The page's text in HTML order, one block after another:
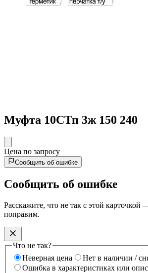
Муфта 10СТп 3ж 150 240
Цена по запросу
Сообщить об ошибке
Сообщить об ошибке
Расскажите, что не так с этой карточкой
поправим.
Что не так?
Неверная цена
Нет в наличии /
Ошибка в характеристиках или